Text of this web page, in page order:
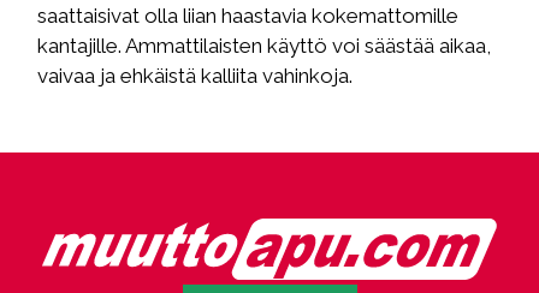
saattaisivat olla liian haastavia kokemattomille
kantajille. Ammattilaisten käyttö voi säästää aikaa,
vaivaa ja ehkäistä kalliita vahinkoja.